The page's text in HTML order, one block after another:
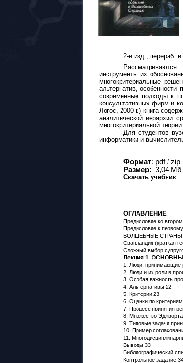
2-е изд., перераб.
инструменты их
многокритериальные
альтернатив,
современные подходы к
консультативных фирм и
Логос, 2000 г.) книга
аналитической иерархии
многокритериальной теории
Для студентов
информатики и
Формат: pdf / zip
Размер: 3,04 Мб
Скачать учебник
ОГЛАВЛЕНИЕ
Предисловие ко
Предисловие к
ВОЛШЕБНЫЕ СТРАНЫ
Свапландия (краткая
Сложный выбор
Лекция 1.
1. Люди, принимающие
2. Люди и их роли в
3. Особая важность
4. Альтернативы 22
5. Критерии 23
6. Оценки по
7. Процесс принятия
8. Множество
9. Типовые задачи
10. Пример
11.
Выводы 33
Библиографический
Контрольное задание 34